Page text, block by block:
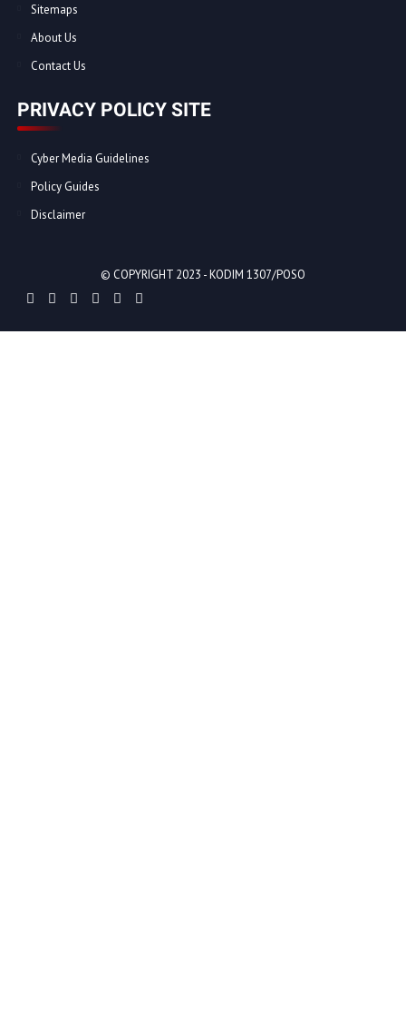
Sitemaps
About Us
Contact Us
PRIVACY POLICY SITE
Cyber Media Guidelines
Policy Guides
Disclaimer
© COPYRIGHT 2023 -KODIM 1307/POSO